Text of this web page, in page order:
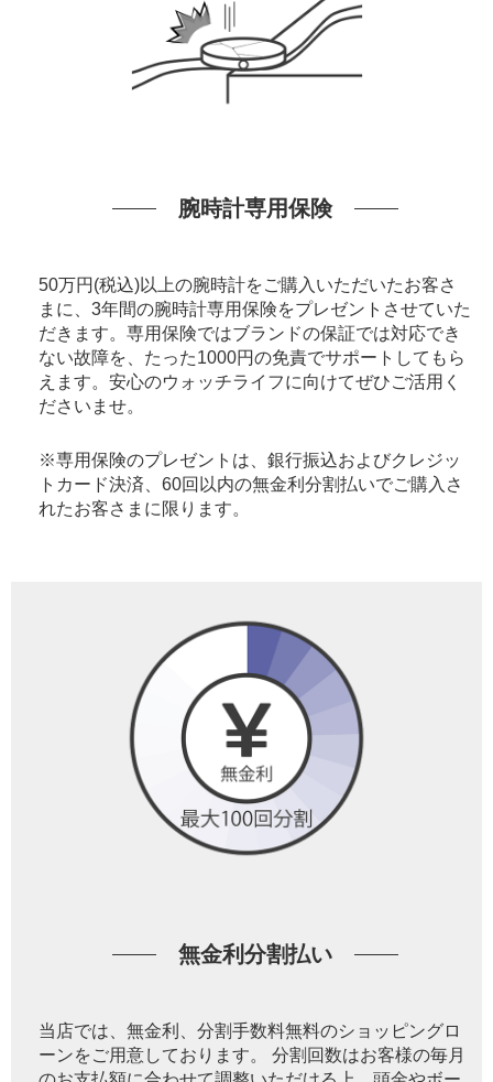
腕時計専用保険
50万円(税込)以上の腕時計をご購入いただいたお客さ
まに、3年間の腕時計専用保険をプレゼントさせていた
だきます。専用保険ではブランドの保証では対応でき
ない故障を、たった1000円の免責でサポートしてもら
えます。安心のウォッチライフに向けてぜひご活用く
ださいませ。
※専用保険のプレゼントは、銀行振込およびクレジッ
トカード決済、60回以内の無金利分割払いでご購入さ
れたお客さまに限ります。
無金利分割払い
当店では、無金利、分割手数料無料のショッピングロ
ーンをご用意しております。 分割回数はお客様の毎月